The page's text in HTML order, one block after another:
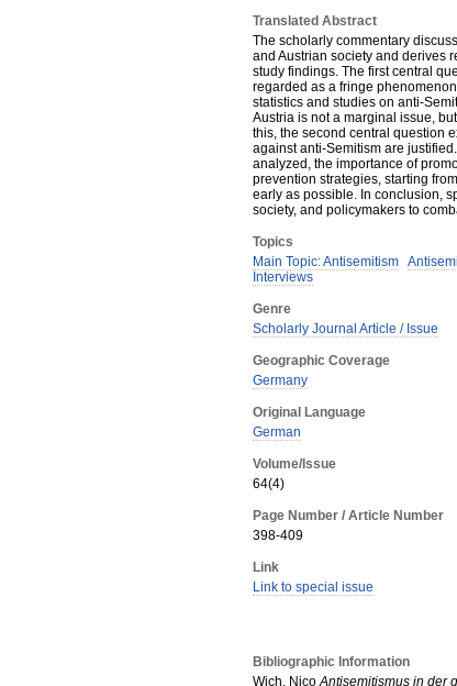
Translated Abstract
The scholarly commentary
and Austrian society and derives
study findings. The first central
regarded as a fringe
statistics and studies on anti-
Austria is not a marginal issue,
this, the second central question
against anti-Semitism are
analyzed, the importance of
prevention strategies, starting
early as possible. In conclusion,
society, and policymakers to
Topics
Main Topic: Antisemitism
Interviews
Genre
Scholarly Journal Article / Issue
Geographic Coverage
Germany
Original Language
German
Volume/Issue
64(4)
Page Number / Article Number
398-409
Link
Link to special issue
Bibliographic Information
Wich, Nico Antisemitismus in der